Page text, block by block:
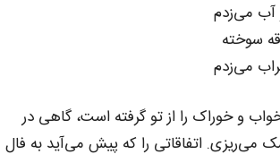
آب می‌زدم
سوخته
می‌زدم
و خوراک را از تو گرفته است، گاهی در
اتفاقاتی را که پیش می‌آید به فال